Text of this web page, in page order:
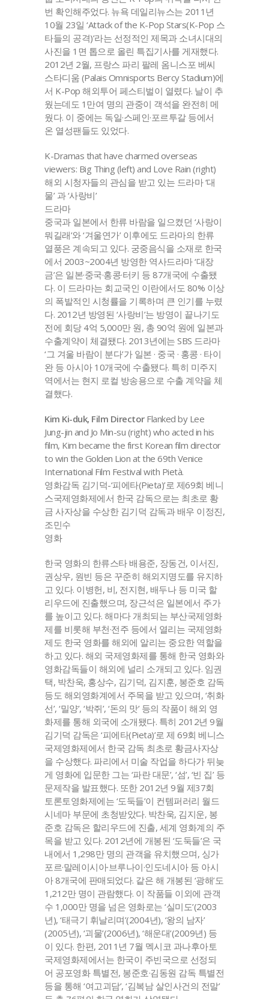
번 확인해주었다. 뉴욕 데일리뉴스는 2011년
10월 23일 ‘Attack of the K-Pop Stars(K-Pop 스
타들의 공격)’라는 선정적인 제목과 소녀시대의
사진을 1면 톱으로 올린 특집기사를 게재했다.
2012년 2월, 프랑스 파리 팔레 옴니스포 베씨
스타디움 (Palais Omnisports Bercy Stadium)에
서 K-Pop 해외투어 페스티벌이 열렸다. 날이 추
웠는데도 1만여 명의 관중이 객석을 완전히 메
웠다. 이 중에는 독일·스페인·포르투갈 등에서
온 열성팬들도 있었다.
K-Dramas that have charmed overseas
viewers: Big Thing (left) and Love Rain (right)
해외 시청자들의 관심을 받고 있는 드라마 ‘대
물’ 과 ‘사랑비’
드라마
중국과 일본에서 한류 바람을 일으켰던 ‘사랑이
뭐길래’와 ‘겨울연가’ 이후에도 드라마의 한류
열풍은 계속되고 있다. 궁중음식을 소재로 한국
에서 2003~2004년 방영한 역사드라마 ‘대장
금’은 일본·중국·홍콩·터키 등 87개국에 수출됐
다. 이 드라마는 회교국인 이란에서도 80% 이상
의 폭발적인 시청률을 기록하며 큰 인기를 누렸
다. 2012년 방영된 ‘사랑비’는 방영이 끝나기도
전에 회당 4억 5,000만 원, 총 90억 원에 일본과
수출계약이 체결됐다. 2013년에는 SBS 드라마
‘그 겨울 바람이 분다’가 일본 · 중국 · 홍콩 · 타이
완 등 아시아 10개국에 수출됐다. 특히 미주지
역에서는 현지 로컬 방송용으로 수출 계약을 체
결했다.
Kim Ki-duk, Film DirectorFlanked by Lee
Jung-jin and Jo Min-su (right) who acted in his
film, Kim became the first Korean film director
to win the Golden Lion at the 69th Venice
International Film Festival with Pietà.
영화감독 김기덕-‘피에타(Pieta)’로 제69회 베니
스국제영화제에서 한국 감독으로는 최초로 황
금 사자상을 수상한 김기덕 감독과 배우 이정진,
조민수
영화
한국 영화의 한류스타 배용준, 장동건, 이서진,
권상우, 원빈 등은 꾸준히 해외지명도를 유지하
고 있다. 이병헌, 비, 전지현, 배두나 등 미국 할
리우드에 진출했으며, 장근석은 일본에서 주가
를 높이고 있다. 해마다 개최되는 부산국제영화
제를 비롯해 부천·전주 등에서 열리는 국제영화
제도 한국 영화를 해외에 알리는 중요한 역할을
하고 있다. 해외 국제영화제를 통해 한국 영화와
영화감독들이 해외에 널리 소개되고 있다. 임권
택, 박찬욱, 홍상수, 김기덕, 김지훈, 봉준호 감독
등도 해외영화계에서 주목을 받고 있으며, ‘취화
선’, ‘밀양’, ‘박쥐’, ‘돈의 맛’ 등의 작품이 해외 영
화제를 통해 외국에 소개됐다. 특히 2012년 9월
김기덕 감독은 ‘피에타(Pieta)’로 제 69회 베니스
국제영화제에서 한국 감독 최초로 황금사자상
을 수상했다. 파리에서 미술 작업을 하다가 뒤늦
게 영화에 입문한 그는 ‘파란 대문’, ‘섬’, ‘빈 집’ 등
문제작을 발표했다. 또한 2012년 9월 제37회
토론토영화제에는 ‘도둑들’이 컨템퍼러리 월드
시네마 부문에 초청받았다. 박찬욱, 김지운, 봉
준호 감독은 할리우드에 진출, 세계 영화계의 주
목을 받고 있다. 2012년에 개봉된 ‘도둑들’은 국
내에서 1,298만 명의 관객을 유치했으며, 싱가
포르·말레이시아·브루나이·인도네시아 등 아시
아 8개국에 판매되었다. 같은 해 개봉된 ‘광해’도
1,212만 명이 관람했다. 이 작품들 이외에 관객
수 1,000만 명을 넘은 영화로는 ‘실미도’(2003
년), ‘태극기 휘날리며’(2004년), ‘왕의 남자’
(2005년), ‘괴물’(2006년), ‘해운대’(2009년) 등
이 있다. 한편, 2011년 7월 멕시코 과나후아토
국제영화제에서는 한국이 주빈국으로 선정되
어 공포영화 특별전, 봉준호·김동원 감독 특별전
등을 통해 ‘여고괴담’, ‘김복남 살인사건의 전말’